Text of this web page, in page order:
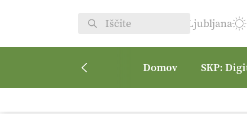
Ljubljana
Domov SKP:
07:00